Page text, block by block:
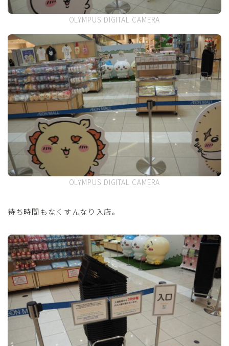
OLYMPUS DIGITAL CAMERA
OLYMPUS DIGITAL CAMERA
待ち時間もなくすんなり入店。